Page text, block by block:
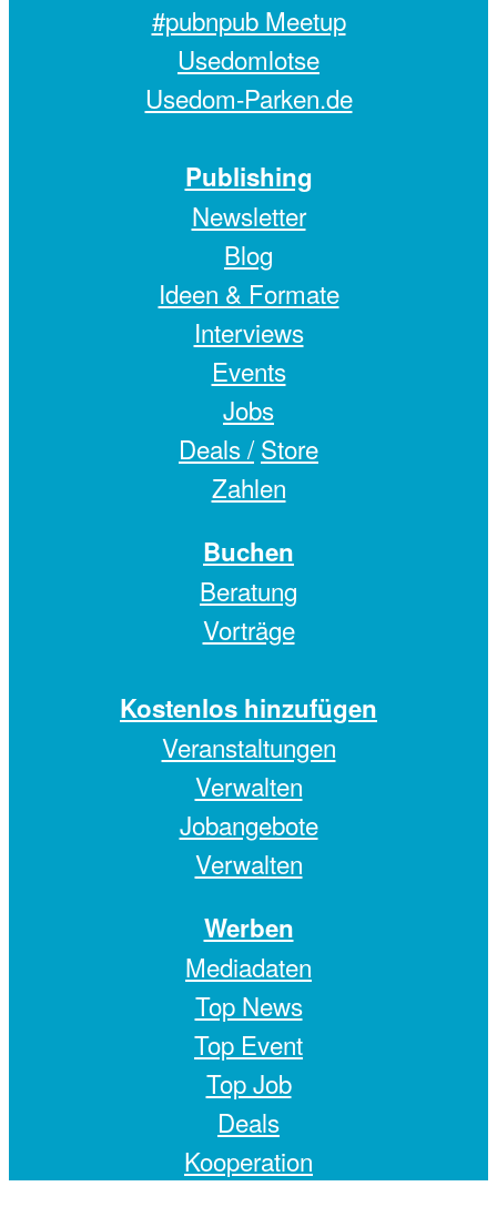
#pubnpub Meetup
Usedomlotse
Usedom-Parken.de
Publishing
Newsletter
Blog
Ideen & Formate
Interviews
Events
Jobs
Deals / Store
Zahlen
Buchen
Beratung
Vorträge
Kostenlos hinzufügen
Veranstaltungen
Verwalten
Jobangebote
Verwalten
Werben
Mediadaten
Top News
Top Event
Top Job
Deals
Kooperation